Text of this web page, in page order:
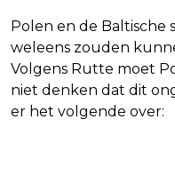
Polen en de Baltische
weleens zouden
Volgens Rutte moet
niet denken dat dit
er het volgende over: